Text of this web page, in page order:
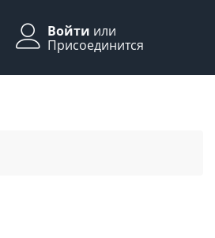
Войти или
Присоединится